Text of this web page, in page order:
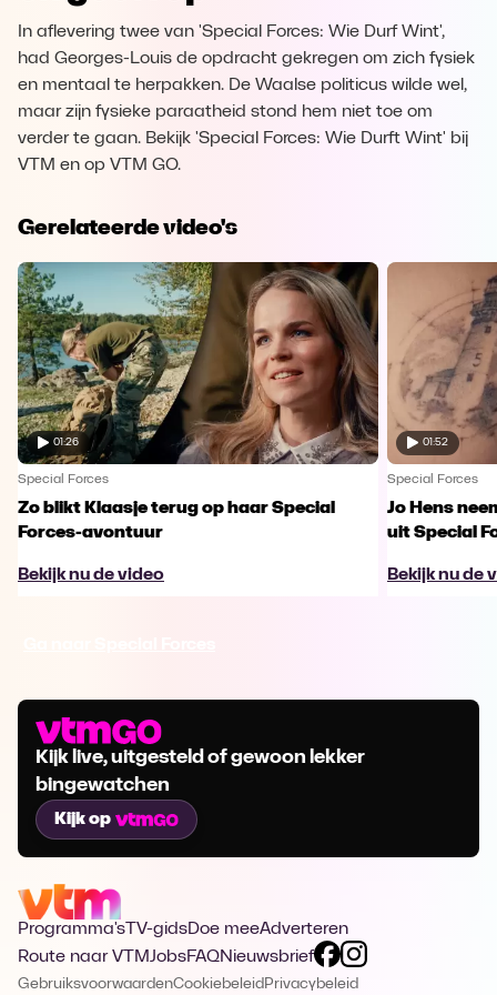
In aflevering twee van 'Special Forces: Wie Durf Wint',
had Georges-Louis de opdracht gekregen om zich fysiek
en mentaal te herpakken. De Waalse politicus wilde wel,
maar zijn fysieke paraatheid stond hem niet toe om
verder te gaan. Bekijk 'Special Forces: Wie Durft Wint' bij
VTM en op VTM GO.
Gerelateerde video's
01:26
Special Forces
Zo blikt Klaasje terug op haar Special
Forces-avontuur
Bekijk nu de video
01:52
Special Forces
Jo Hens
uit Special
Bekijk nu de
Kijk live, uitgesteld of gewoon lekker
bingewatchen
Kijk op
Programma's TV-gidsDoe meeAdverteren
Route naar VTMJobsFAQNieuwsbrief
GebruiksvoorwaardenCookiebeleid Privacybeleid